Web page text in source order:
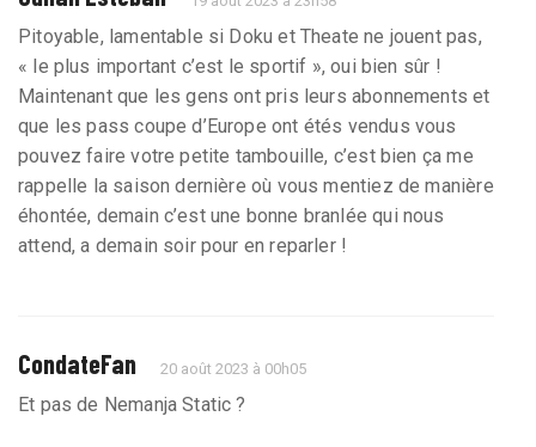
Pitoyable, lamentable si Doku et Theate ne jouent pas,
« le plus important c’est le sportif », oui bien sûr !
Maintenant que les gens ont pris leurs abonnements et
que les pass coupe d’Europe ont étés vendus vous
pouvez faire votre petite tambouille, c’est bien ça me
rappelle la saison dernière où vous mentiez de manière
éhontée, demain c’est une bonne branlée qui nous
attend, a demain soir pour en reparler !
CondateFan 20 août 2023 à 00h05
Et pas de Nemanja Static ?